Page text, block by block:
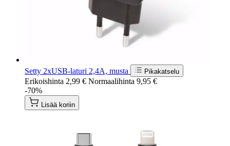
Setty 2xUSB-laturi 2,4A, musta Pikakatselu
Erikoishinta 2,99 € Normaalihinta 9,95 €
-70%
Lisää koriin